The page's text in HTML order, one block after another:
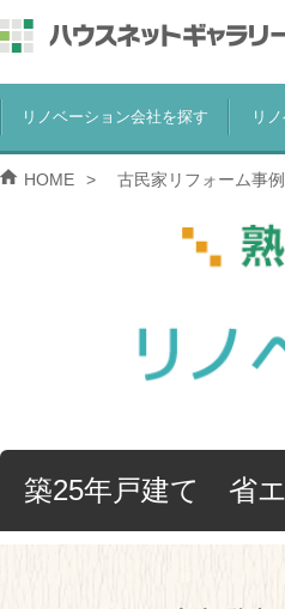
リノベーション会社を探す リ
HOME 古民家リフォーム事
築25年戸建て 省